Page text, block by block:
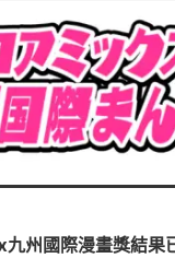
州國際漫畫獎結果